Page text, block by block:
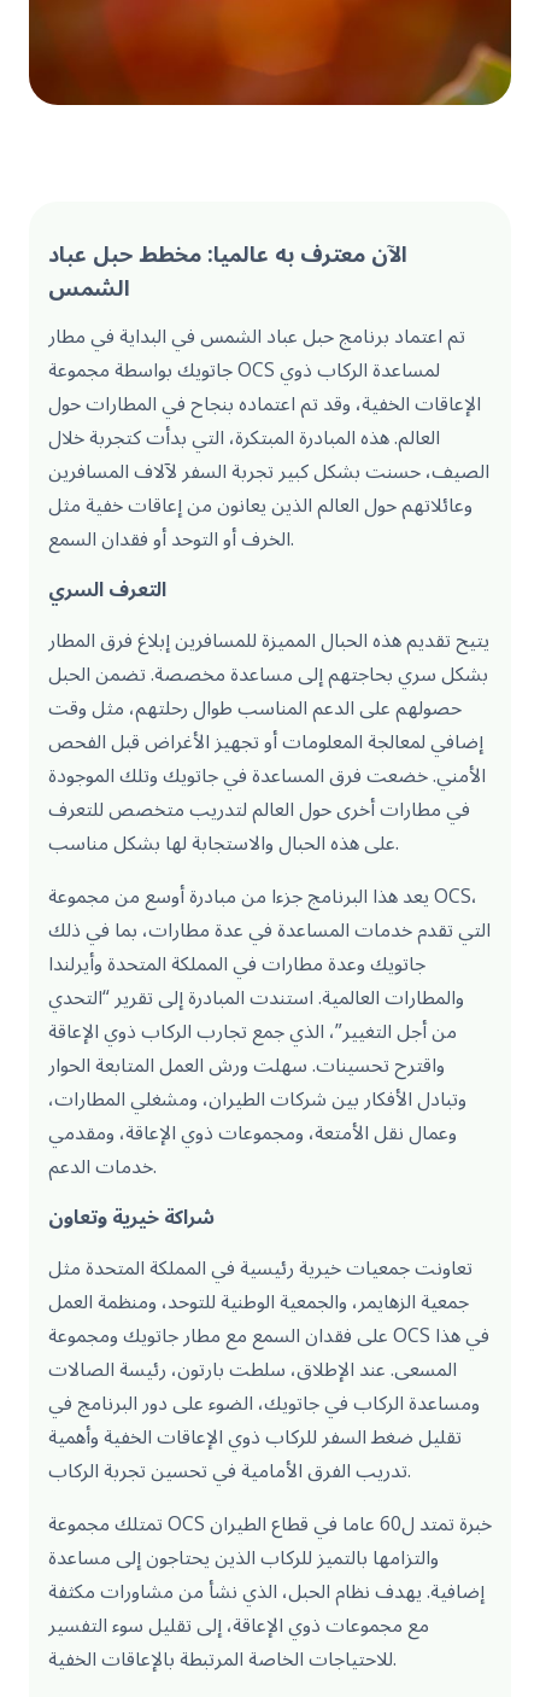
الآن معترف به عالميا: مخطط حبل عباد
الشمس
تم اعتماد برنامج حبل عباد الشمس في البداية في مطار
جاتويك بواسطة مجموعة OCS لمساعدة الركاب ذوي
الإعاقات الخفية، وقد تم اعتماده بنجاح في المطارات حول
العالم. هذه المبادرة المبتكرة، التي بدأت كتجربة خلال
الصيف، حسنت بشكل كبير تجربة السفر لآلاف المسافرين
وعائلاتهم حول العالم الذين يعانون من إعاقات خفية مثل
الخرف أو التوحد أو فقدان السمع.
التعرف السري
يتيح تقديم هذه الحبال المميزة للمسافرين إبلاغ فرق المطار
بشكل سري بحاجتهم إلى مساعدة مخصصة. تضمن الحبل
حصولهم على الدعم المناسب طوال رحلتهم، مثل وقت
إضافي لمعالجة المعلومات أو تجهيز الأغراض قبل الفحص
الأمني. خضعت فرق المساعدة في جاتويك وتلك الموجودة
في مطارات أخرى حول العالم لتدريب متخصص للتعرف
على هذه الحبال والاستجابة لها بشكل مناسب.
يعد هذا البرنامج جزءا من مبادرة أوسع من مجموعة OCS،
التي تقدم خدمات المساعدة في عدة مطارات، بما في ذلك
جاتويك وعدة مطارات في المملكة المتحدة وأيرلندا
والمطارات العالمية. استندت المبادرة إلى تقرير “التحدي
من أجل التغيير”، الذي جمع تجارب الركاب ذوي الإعاقة
واقترح تحسينات. سهلت ورش العمل المتابعة الحوار
وتبادل الأفكار بين شركات الطيران، ومشغلي المطارات،
وعمال نقل الأمتعة، ومجموعات ذوي الإعاقة، ومقدمي
خدمات الدعم.
شراكة خيرية وتعاون
تعاونت جمعيات خيرية رئيسية في المملكة المتحدة مثل
جمعية الزهايمر، والجمعية الوطنية للتوحد، ومنظمة العمل
على فقدان السمع مع مطار جاتويك ومجموعة OCS في هذا
المسعى. عند الإطلاق، سلطت بارتون، رئيسة الصالات
ومساعدة الركاب في جاتويك، الضوء على دور البرنامج في
تقليل ضغط السفر للركاب ذوي الإعاقات الخفية وأهمية
تدريب الفرق الأمامية في تحسين تجربة الركاب.
تمتلك مجموعة OCS خبرة تمتد ل60 عاما في قطاع الطيران
والتزامها بالتميز للركاب الذين يحتاجون إلى مساعدة
إضافية. يهدف نظام الحبل، الذي نشأ من مشاورات مكثفة
مع مجموعات ذوي الإعاقة، إلى تقليل سوء التفسير
للاحتياجات الخاصة المرتبطة بالإعاقات الخفية.